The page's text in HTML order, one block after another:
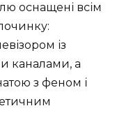
оснащені всім
із
каналами, а
з феном і